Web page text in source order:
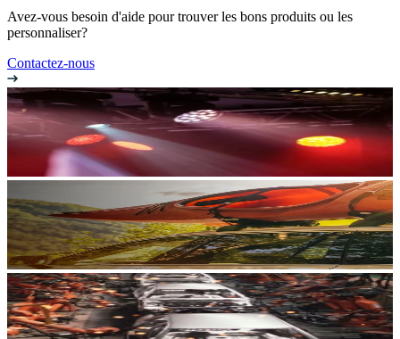
Avez-vous besoin d'aide pour trouver les bons produits ou les
personnaliser?
Contactez-nous